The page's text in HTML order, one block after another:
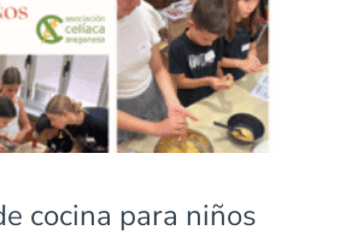
cocina para niños